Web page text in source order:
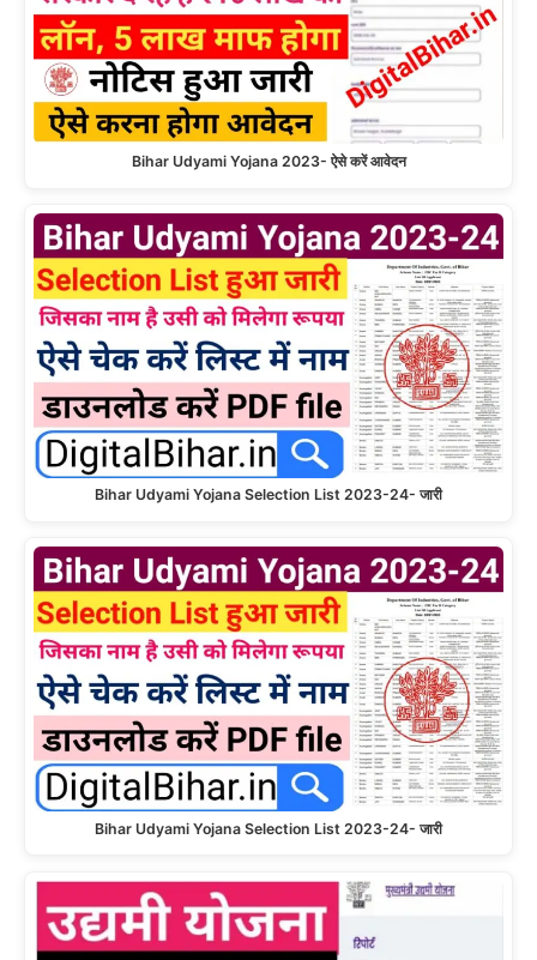
Bihar Udyami Yojana 2023- ऐसे करें आवेदन
Bihar Udyami Yojana Selection List 2023-24- जारी
Bihar Udyami Yojana Selection List 2023-24- जारी